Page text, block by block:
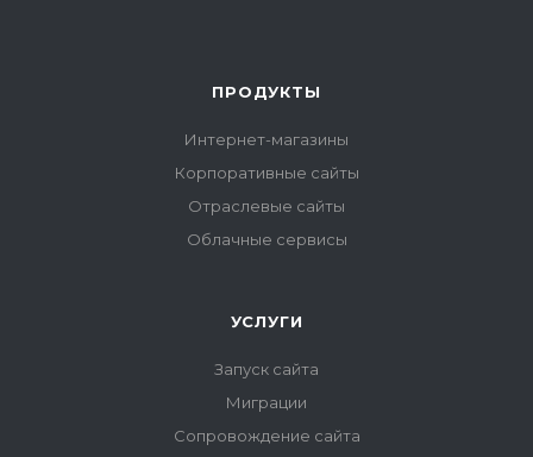
ПРОДУКТЫ
Интернет-магазины
Корпоративные сайты
Отраслевые сайты
Облачные сервисы
УСЛУГИ
Запуск сайта
Миграции
Сопровождение сайта